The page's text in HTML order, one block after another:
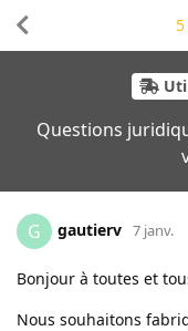
Questions
5
G gautierv 7 janv.
Bonjour à toutes et
Nous souhaitons